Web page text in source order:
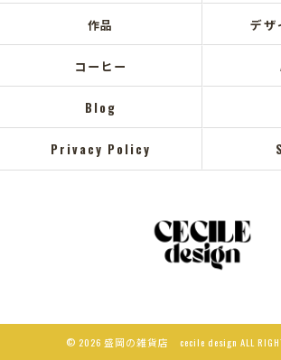
作品 デザ
コーヒー
Blog
Privacy Policy
© 2026 盛岡の雑貨店 cecile design ALL RIGHTS